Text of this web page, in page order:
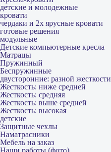
детские и молодежные
кровати
чердаки и 2х ярусные кровати
готовые решения
модульные
Детские компьютерные кресла
Матрацы
Пружинный
Беспружинные
двусторонние: разной жесткости
Жесткость: ниже средней
Жесткость: средняя
Жесткость: выше средней
Жесткость: высокая
детские
Защитные чехлы
Наматрасники
Мебель на заказ
Наши работы (фото)